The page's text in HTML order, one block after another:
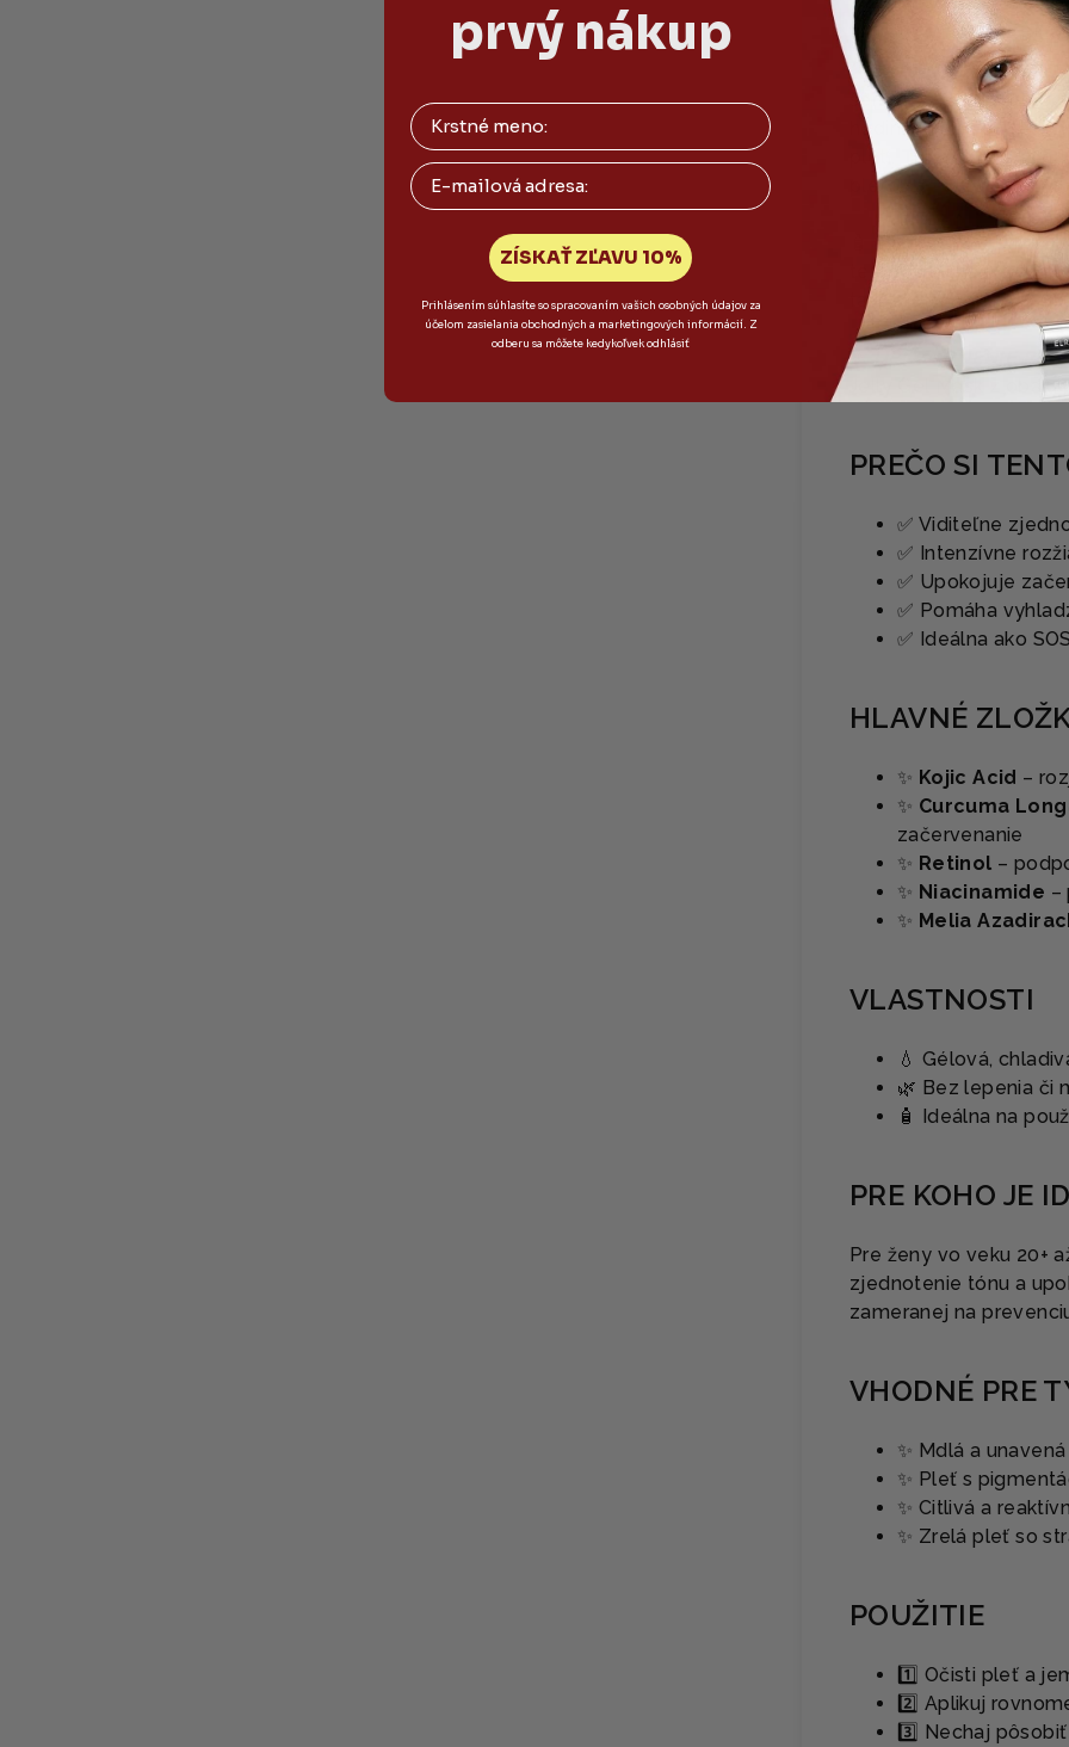
môžu líšiť.)
🕒JEDNODUCHÉ
sérum. 2) Odstráňte
hodinách alebo
pleti.
Tip:
Použite ju
pleťou.
NÍZKO DRÁŽDIVÁ
testovaná maska bez
takže je vhodná aj na
⚠️ UPOZORNENIE
Jelly Gel Mask z
PREČO SI
✅ Viditeľne
✅ Intenzívne
✅ Upokojuje
✅ Pomáha
✅ Ideálna ako
HLAVNÉ
✨ Kojic Acid –
✨ Curcuma
začervenanie
✨ Retinol –
✨ Niacinamide –
✨ Melia
VLASTNOSTI
💧 Gélová,
🌿 Bez lepenia či
🧴 Ideálna na
PRE KOHO JE
Pre ženy vo veku 20+
zjednotenie tónu a
zameranej na
VHODNÉ PRE
✨ Mdlá a
✨ Pleť s
✨ Citlivá a
✨ Zrelá pleť so
POUŽITIE
1️⃣ Očisti pleť a
2️⃣ Aplikuj
3️⃣ Nechaj
prvý nákup
Email
ZÍSKAŤ ZĽAVU 10%
Prihlásením súhlasíte so spracovaním vašich osobných údajov za
účelom zasielania obchodných a marketingových informácií. Z
odberu sa môžete kedykoľvek odhlásiť